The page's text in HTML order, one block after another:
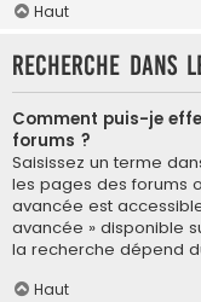
Haut
Recherche dans
Comment puis-je
forums ?
Saisissez un terme
les pages des forums
avancée est
avancée » disponible
la recherche dépend
Haut